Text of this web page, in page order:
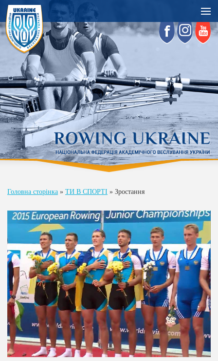
Головна сторінка » ТИ В СПОРТІ » Зростання